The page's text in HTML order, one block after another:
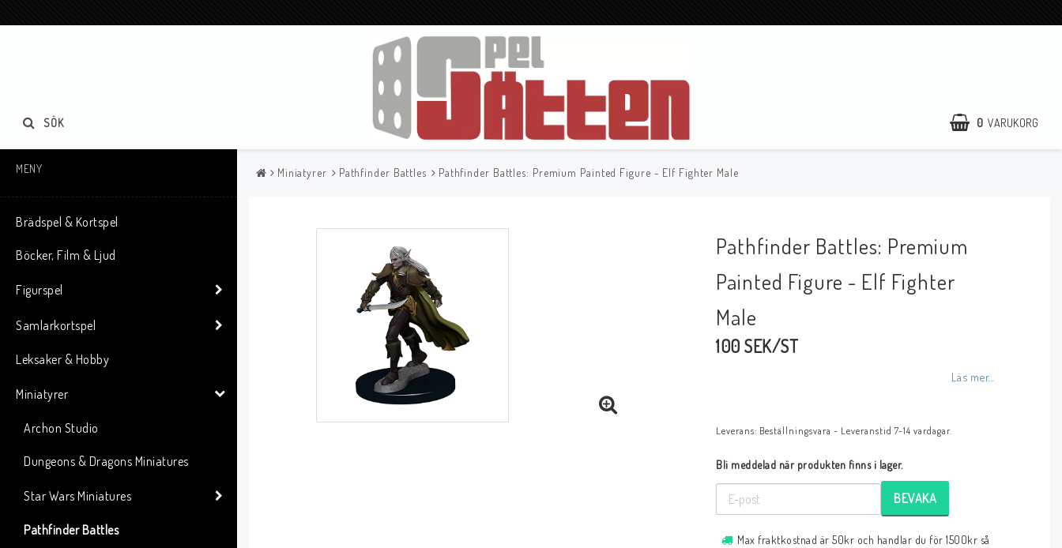
0 VARUKORG
SÖK
MENY
Brädspel & Kortspel
Böcker, Film & Ljud
Figurspel
Samlarkortspel
Leksaker & Hobby
Miniatyrer
Archon Studio
Dungeons & Dragons Miniatures
Star Wars Miniatures
Pathfinder Battles
Miniatyrer Pathfinder Battles Pathfinder Battles: Premium Painted Figure - Elf Fighter Male
Pathfinder Battles: Premium
Painted Figure - Elf Fighter
Male
100 SEK/ST
Läs mer...
Leverans: Beställningsvara - Leveranstid 7-14 vardagar.
Bli meddelad när produkten finns i lager.
BEVAKA
Max fraktkostnad är 50kr och handlar du för 1500kr så